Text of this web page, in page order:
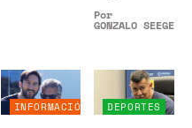
Por
GONZALO SEEGER
INFORMACIÓN
DEPORTES